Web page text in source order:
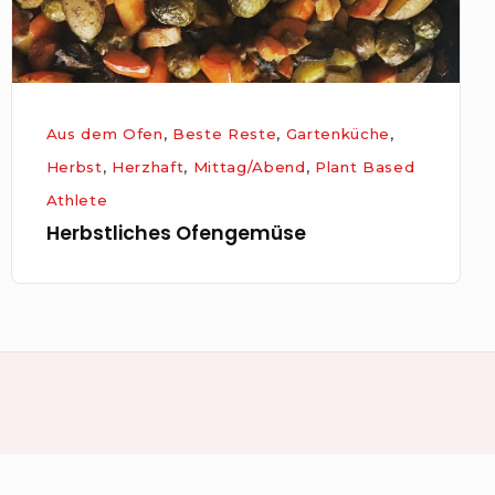
Aus dem Ofen, Beste Reste, Gartenküche,
Herbst, Herzhaft, Mittag/Abend, Plant Based
Athlete
Herbstliches Ofengemüse